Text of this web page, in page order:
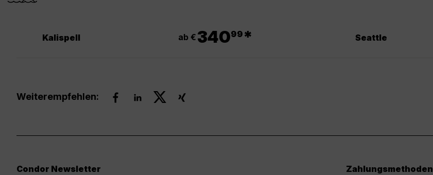
Kalispell ab € 34099 * Seattle
Weiterempfehlen:
Condor Newsletter
Zahlungsmethoden